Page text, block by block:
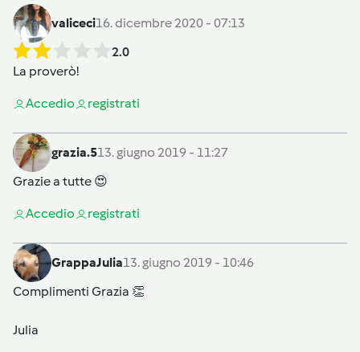
valiceci16. dicembre 2020 - 07:13
2.0
La proverò!
Accedio registrati
grazia.513. giugno 2019 - 11:27
Grazie a tutte 😍
Accedio registrati
GrappaJulia13. giugno 2019 - 10:46
Complimenti Grazia 👏
Julia